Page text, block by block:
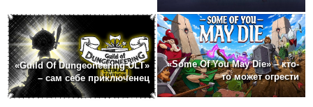
«Guild Of Dungeoneering ULT»
– сам себе приключенец
«Some Of You May Die» – кто-
то может огрести